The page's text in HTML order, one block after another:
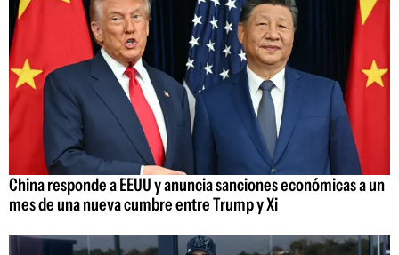
China responde a EEUU y anuncia sanciones económicas a un
mes de una nueva cumbre entre Trump y Xi